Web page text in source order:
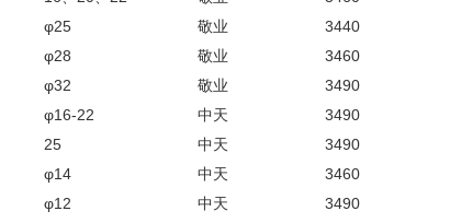
φ25 敬业
3440
φ28 敬业
3460
φ32 敬业
3490
φ16-22 中天
3490
25 中天
3490
φ14 中天
3460
φ12 中天
3490